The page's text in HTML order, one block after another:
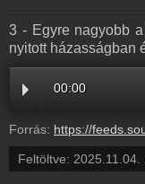
3 - Egyre nagyobb
nyitott házasságban
00:00
Forrás: https://feeds.soundcloud.com/stream/2206096339-
Feltöltve: 2025.11.04.